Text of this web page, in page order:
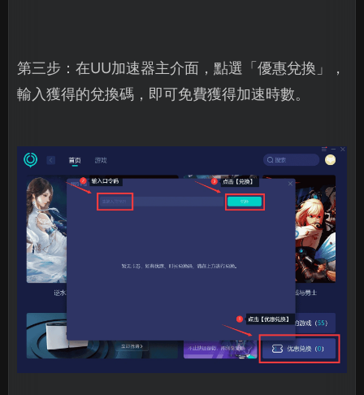
第三步：在UU加速器主介面，點選「優惠兌換」，
輸入獲得的兌換碼，即可免費獲得加速時數。